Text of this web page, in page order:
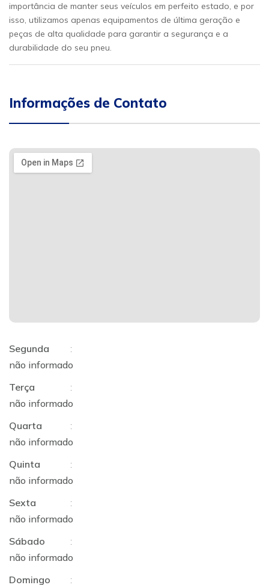
importância de manter seus veículos em perfeito estado, e por
isso, utilizamos apenas equipamentos de última geração e
peças de alta qualidade para garantir a segurança e a
durabilidade do seu pneu.
Informações de Contato
Segunda
:
não informado
Terça
:
não informado
Quarta
:
não informado
Quinta
:
não informado
Sexta
:
não informado
Sábado
:
não informado
Domingo
: